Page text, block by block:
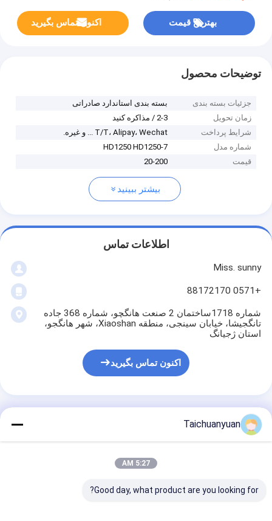
بهترین قیمت اکنون تماس بگیرید
توضیحات محصول
جزئیات بسته بندی
بسته بندی استاندارد صادراتی
زمان تحویل
2-3 / مذاکره کنید
شرایط پرداخت
T/T، Alipay، Wechat ... و غیره.
شماره مدل
HD1250 HD1250-7
قیمت
20-200
بیشتر ببینید
اطلاعات تماس
Miss. sunny
+0571 88172170
شماره 1718ساختمان 2 صنعت هانگچو، شماره 368 جاده
تانگجیشا، خیابان سینجی، منطقه Xiaoshan، شهر هانگجو،
استان ژجیانگ
اکنون تماس بگیرید
قطعات درایو نهایی کاتو بیل
دنده حامل سیاره ای حرکت
Taichuanyuan
5:27 AM
Good day, what product are you looking for?